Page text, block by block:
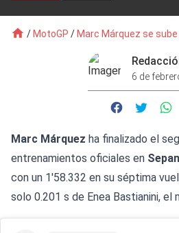
/ MotoGP / Marc Márquez se sube
6 de
Marc Márquez ha finalizado el
entrenamientos oficiales en
con un 1'58.332 en su séptima
solo 0.201 s de Enea Bastianini, el